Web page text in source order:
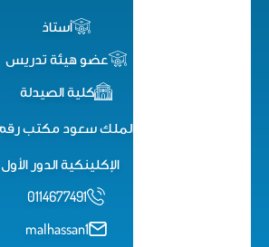
أستاذ
عضو هيئة تدريس
كلية الصيدلة
الإكلينكية الدور الأول
0114677491
malhassan1